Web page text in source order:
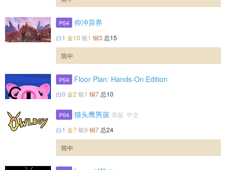
PS4 仰冲异界
白1 金10 银1 铜3 总15
简中
PS4 Floor Plan: Hands-On Edition
白0 金2 银1 铜7 总10
PS4 猫头鹰男孩 美版 中文
白1 金7银9 铜7 总24
简中